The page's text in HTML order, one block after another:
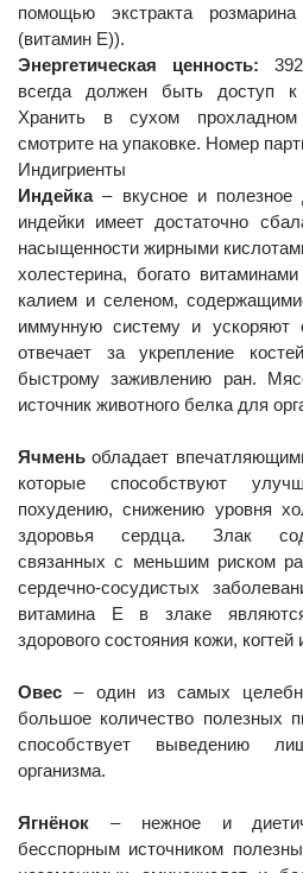
помощью экстракта
(витамин Е)).
Энергетическая ценность:
всегда должен быть доступ к
Хранить в сухом
смотрите на упаковке. Номер
Индигриенты
Индейка– вкусное и полезное
индейки имеет достаточно
насыщенности жирными
холестерина, богато
калием и селеном,
иммунную систему и
отвечает за укрепление
быстрому заживлению ран.
источник животного белка для
Ячмень обладает
которые способствуют
похудению, снижению уровня
здоровья сердца. Злак
связанных с меньшим риском
сердечно-сосудистых
витамина Е в злаке
здорового состояния кожи,
Овес – один из самых
большое количество полезных
способствует выведению
организма.
Ягнёнок – нежное и
бесспорным источником